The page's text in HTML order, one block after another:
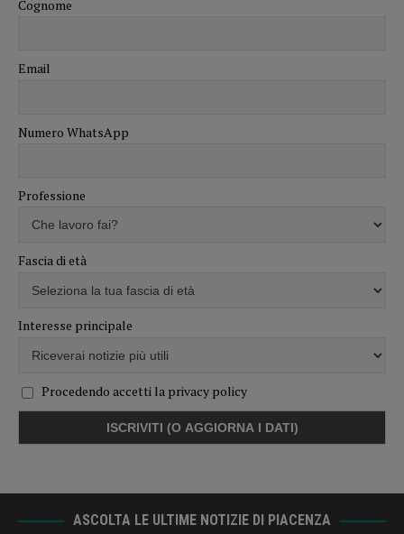
Cognome
Email
Numero WhatsApp
Professione
Fascia di età
Interesse principale
Procedendo accetti la privacy policy
ASCOLTA LE ULTIME NOTIZIE DI PIACENZA